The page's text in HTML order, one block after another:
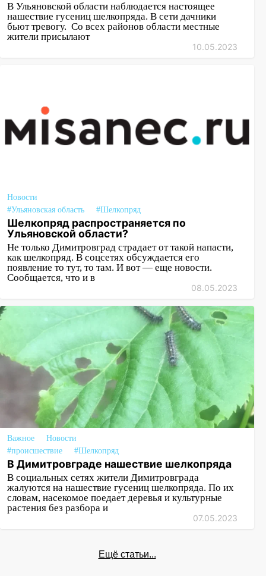
В Ульяновской области наблюдается настоящее
нашествие гусениц шелкопряда. В сети дачники
бьют тревогу. Со всех районов области местные
жители присылают
10.05.2023
Новости
#Ульяновская область
#Шелкопряд
Шелкопряд распространяется по
Ульяновской области?
Не только Димитровград страдает от такой напасти,
как шелкопряд. В соцсетях обсуждается его
появление то тут, то там. И вот — еще новости.
Сообщается, что и в
08.05.2023
Важное
Новости
#происшествие
#Шелкопряд
В Димитровграде нашествие шелкопряда
В социальных сетях жители Димитровграда
жалуются на нашествие гусениц шелкопряда. По их
словам, насекомое поедает деревья и культурные
растения без разбора и
07.05.2023
Ещё статьи...